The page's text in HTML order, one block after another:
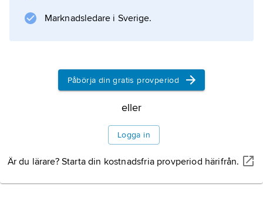
Baden kring 1050). Jämför
Information om artikeln
Marknadsledare i Sverige.
Påbörja din gratis provperiod
eller
Logga in
Är du lärare? Starta din kostnadsfria provperiod härifrån.